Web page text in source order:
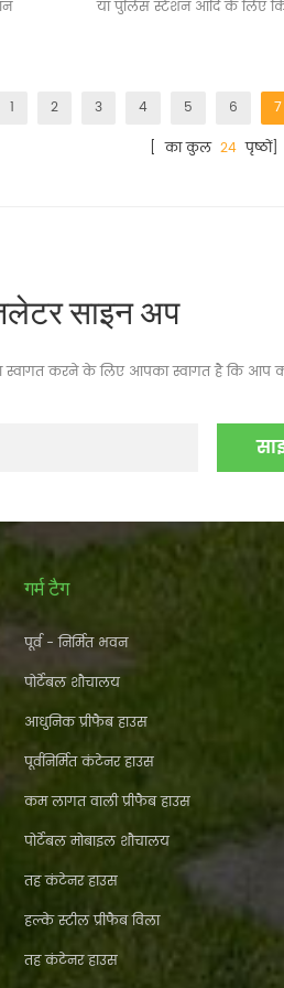
या पुलिस स्टेशन आदि के लिए
1 2 3 4 5 6 7
[ का कुल 24पृष्ठों]
साइन अप
करने के लिए आपका स्वागत है कि आप
गर्म टैग
पूर्व - निर्मित भवन
पोर्टेबल शौचालय
आधुनिक प्रीफैब हाउस
पूर्वनिर्मित कंटेनर हाउस
कम लागत वाली प्रीफैब हाउस
पोर्टेबल मोबाइल शौचालय
तह कंटेनर हाउस
हल्के स्टील प्रीफैब विला
तह कंटेनर हाउस